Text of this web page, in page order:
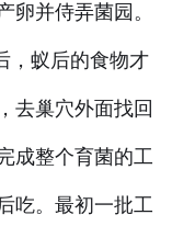
卵并侍弄菌园。
，蚁后的食物才
去巢穴外面找回
成整个育菌的工
吃。最初一批工